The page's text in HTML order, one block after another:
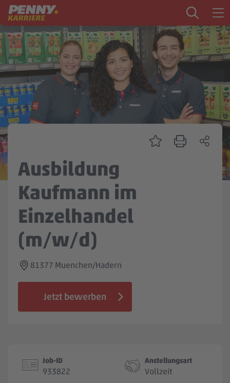
Zum Inhalt springen
Startseite
PENNY als Arbeitgeber
Ausbildung
Markt
Zentrale & Vertrieb
Mein Kandidat:innenprofil
Ausbildung
Kaufmann im
Einzelhandel
(m/w/d)
81377 Muenchen/Hadern
Jetzt bewerben
Job-ID
933822
Anstellungsart
Vollzeit